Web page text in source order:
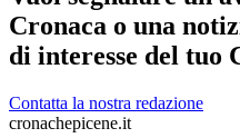
Cronaca o una
di interesse del tuo
Contatta la nostra redazione
cronachepicene.it